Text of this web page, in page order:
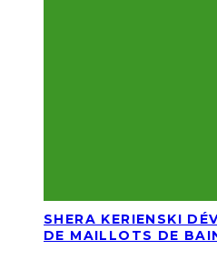
SHERA KERIENSKI
DE MAILLOTS DE